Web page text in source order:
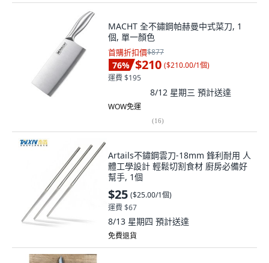
MACHT 全不鏽鋼帕赫曼中式菜刀, 1
個, 單一顏色
首購折扣價$877
76% $210 ($210.00/1個)
運費 $195
8/12 星期三 預計送達
WOW免運
(16)
Artails不鏽鋼雲刀-18mm 鋒利耐用 人
體工學設計 輕鬆切割食材 廚房必備好
幫手, 1個
$25 ($25.00/1個)
運費 $67
8/13 星期四 預計送達
免費退貨